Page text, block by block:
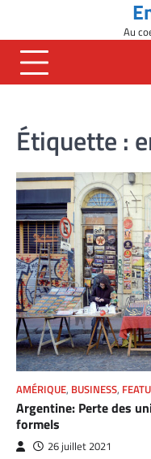
content
Au
Étiquette :
AMÉRIQUE, BUSINESS,
Argentine: Perte des
formels
26 juillet 2021